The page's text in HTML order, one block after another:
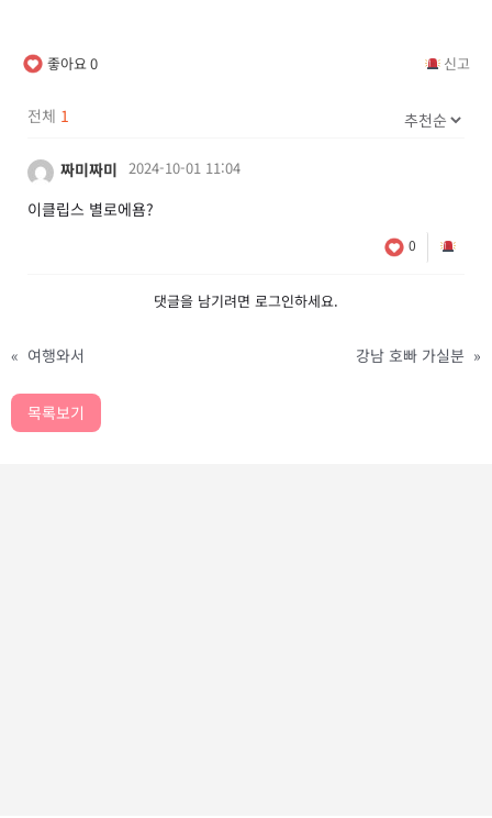
좋아요0 신고
전체 1
짜미짜미 2024-10-01 11:04
이클립스 별로에욤?
0
댓글을 남기려면 로그인하세요.
« 여행와서 강남 호빠 가실분 »
목록보기